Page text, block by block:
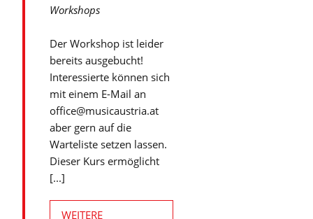
Workshops
Der Workshop ist leider
bereits ausgebucht!
Interessierte können sich
mit einem E-Mail an
office@musicaustria.at
aber gern auf die
Warteliste setzen lassen.
Dieser Kurs ermöglicht
[...]
WEITERE